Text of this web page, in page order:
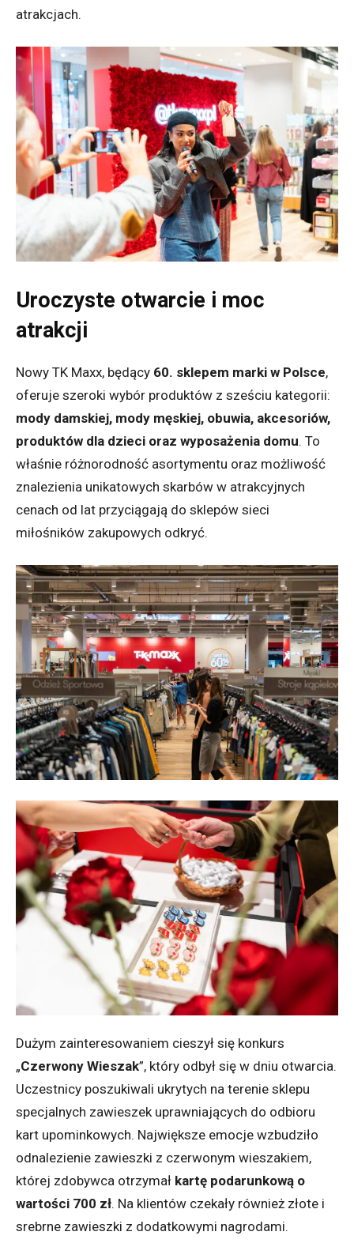
atrakcjach.
Uroczyste otwarcie i moc
atrakcji
Nowy TK Maxx, będący 60. sklepem marki w Polsce,
oferuje szeroki wybór produktów z sześciu kategorii:
mody damskiej, mody męskiej, obuwia, akcesoriów,
produktów dla dzieci oraz wyposażenia domu. To
właśnie różnorodność asortymentu oraz możliwość
znalezienia unikatowych skarbów w atrakcyjnych
cenach od lat przyciągają do sklepów sieci
miłośników zakupowych odkryć.
Dużym zainteresowaniem cieszył się konkurs
„Czerwony Wieszak”, który odbył się w dniu otwarcia.
Uczestnicy poszukiwali ukrytych na terenie sklepu
specjalnych zawieszek uprawniających do odbioru
kart upominkowych. Największe emocje wzbudziło
odnalezienie zawieszki z czerwonym wieszakiem,
której zdobywca otrzymał kartę podarunkową o
wartości 700 zł. Na klientów czekały również złote i
srebrne zawieszki z dodatkowymi nagrodami.